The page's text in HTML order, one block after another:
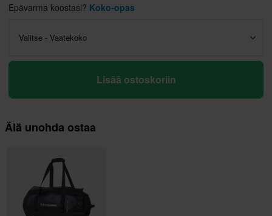
Epävarma koostasi? Koko-opas
Valitse - Vaatekoko
Lisää ostoskoriin
Älä unohda ostaa